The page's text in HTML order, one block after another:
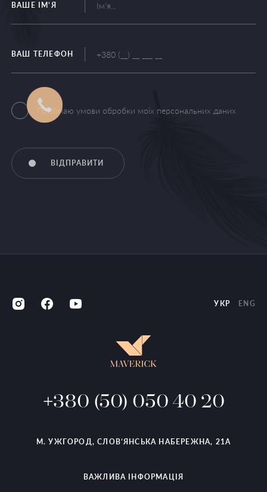
ВАШЕ ІМ’Я
ВАШ ТЕЛЕФОН
Приймаю умови обробки моїх персональних даних
ВІДПРАВИТИ
УКР ENG
+380 (50) 050 40 20
М. УЖГОРОД, СЛОВ’ЯНСЬКА НАБЕРЕЖНА, 21А
ВАЖЛИВА ІНФОРМАЦІЯ